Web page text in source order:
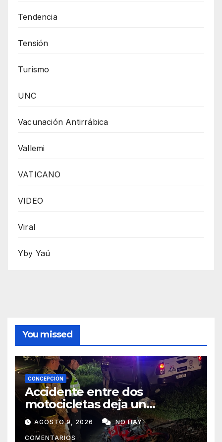
Tendencia
Tensión
Turismo
UNC
Vacunación Antirrábica
Vallemi
VATICANO
VIDEO
Viral
Yby Yaú
You missed
CONCEPCIÓN
Accidente entre dos
motocicletas deja un
fallecido y dos heridos en Yby
Yaú
AGOSTO 9, 2026 NO HAY
COMENTARIOS